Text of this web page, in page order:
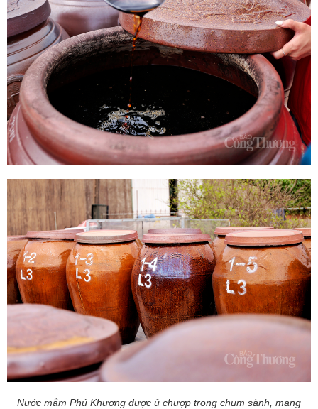
Nước mắm Phú Khương được ủ chượp trong chum sành, mang